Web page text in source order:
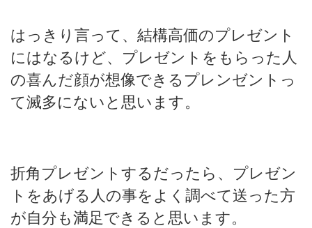
はっきり言って、結構高価のプレゼント
にはなるけど、プレゼントをもらった人
の喜んだ顔が想像できるプレンゼントっ
て滅多にないと思います。
折角プレゼントするだったら、プレゼン
トをあげる人の事をよく調べて送った方
が自分も満足できると思います。